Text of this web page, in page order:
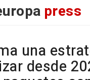
press
una
desde